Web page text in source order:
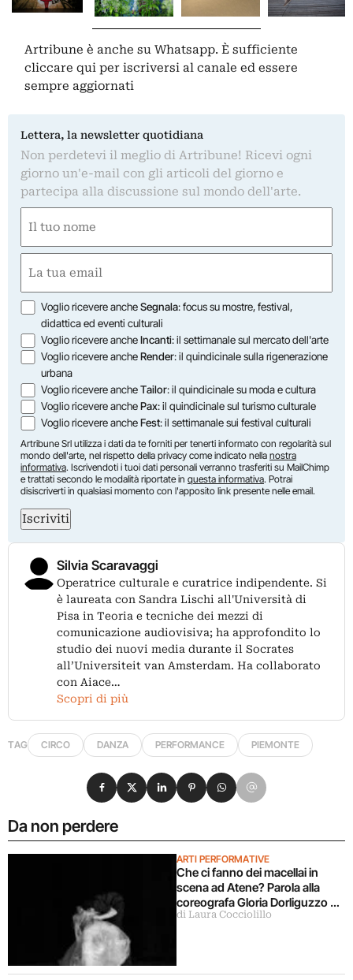
Artribune è anche su Whatsapp. È sufficiente
cliccare qui per iscriversi al canale ed essere
sempre aggiornati
Lettera, la newsletter quotidiana
Non perdetevi il meglio di Artribune! Ricevi ogni
giorno un'e-mail con gli articoli del giorno e
partecipa alla discussione sul mondo dell'arte.
(Obbligatorio)
Nome
(Obbligatorio)
Opzioni
Voglio ricevere ancheSegnala: focus su mostre, festival,
didattica ed eventi culturali
Voglio ricevere ancheIncanti: il settimanale sul mercato dell'arte
Voglio ricevere ancheRender: il quindicinale sulla rigenerazione
urbana
Voglio ricevere ancheTailor: il quindicinale su moda e cultura
Voglio ricevere anchePax: il quindicinale sul turismo culturale
Voglio ricevere ancheFest: il settimanale sui festival culturali
Artribune Srl utilizza i dati da te forniti per tenerti informato con regolarità sul
mondo dell'arte, nel rispetto della privacy come indicato nella nostra
informativa. Iscrivendoti i tuoi dati personali verranno trasferiti su MailChimp
e trattati secondo le modalità riportate in questa informativa. Potrai
disiscriverti in qualsiasi momento con l'apposito link presente nelle email.
Iscriviti
Silvia Scaravaggi
Operatrice culturale e curatrice indipendente. Si
è laureata con Sandra Lischi all'Università di
Pisa in Teoria e tecniche dei mezzi di
comunicazione audiovisiva; ha approfondito lo
studio dei nuovi media durante il Socrates
all’Universiteit van Amsterdam. Ha collaborato
con Aiace…
Scopri di più
TAG CIRCO DANZA PERFORMANCE PIEMONTE
Da non perdere
ARTI PERFORMATIVE
Che ci fanno dei macellai in
scena ad Atene? Parola alla
coreografa Gloria Dorliguzzo e
la storica Lucia Amara
di Laura Cocciolillo
Condividi su Facebook
Condividi su X
Condividi su LinkedIn
Condividi su Pinterest
Condividi su WhatsApp
Condividi su Email